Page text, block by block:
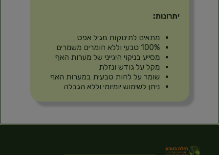
יתרונות:
מתאים לתינוקות מגיל אפס
100% טבעי וללא חומרים משמרים
מסייע בניקוי היגייני של מערות האף
מקל על גודש ונזלת
שומר על לחות טבעית במערות האף
ניתן לשימוש יומיומי וללא הגבלה